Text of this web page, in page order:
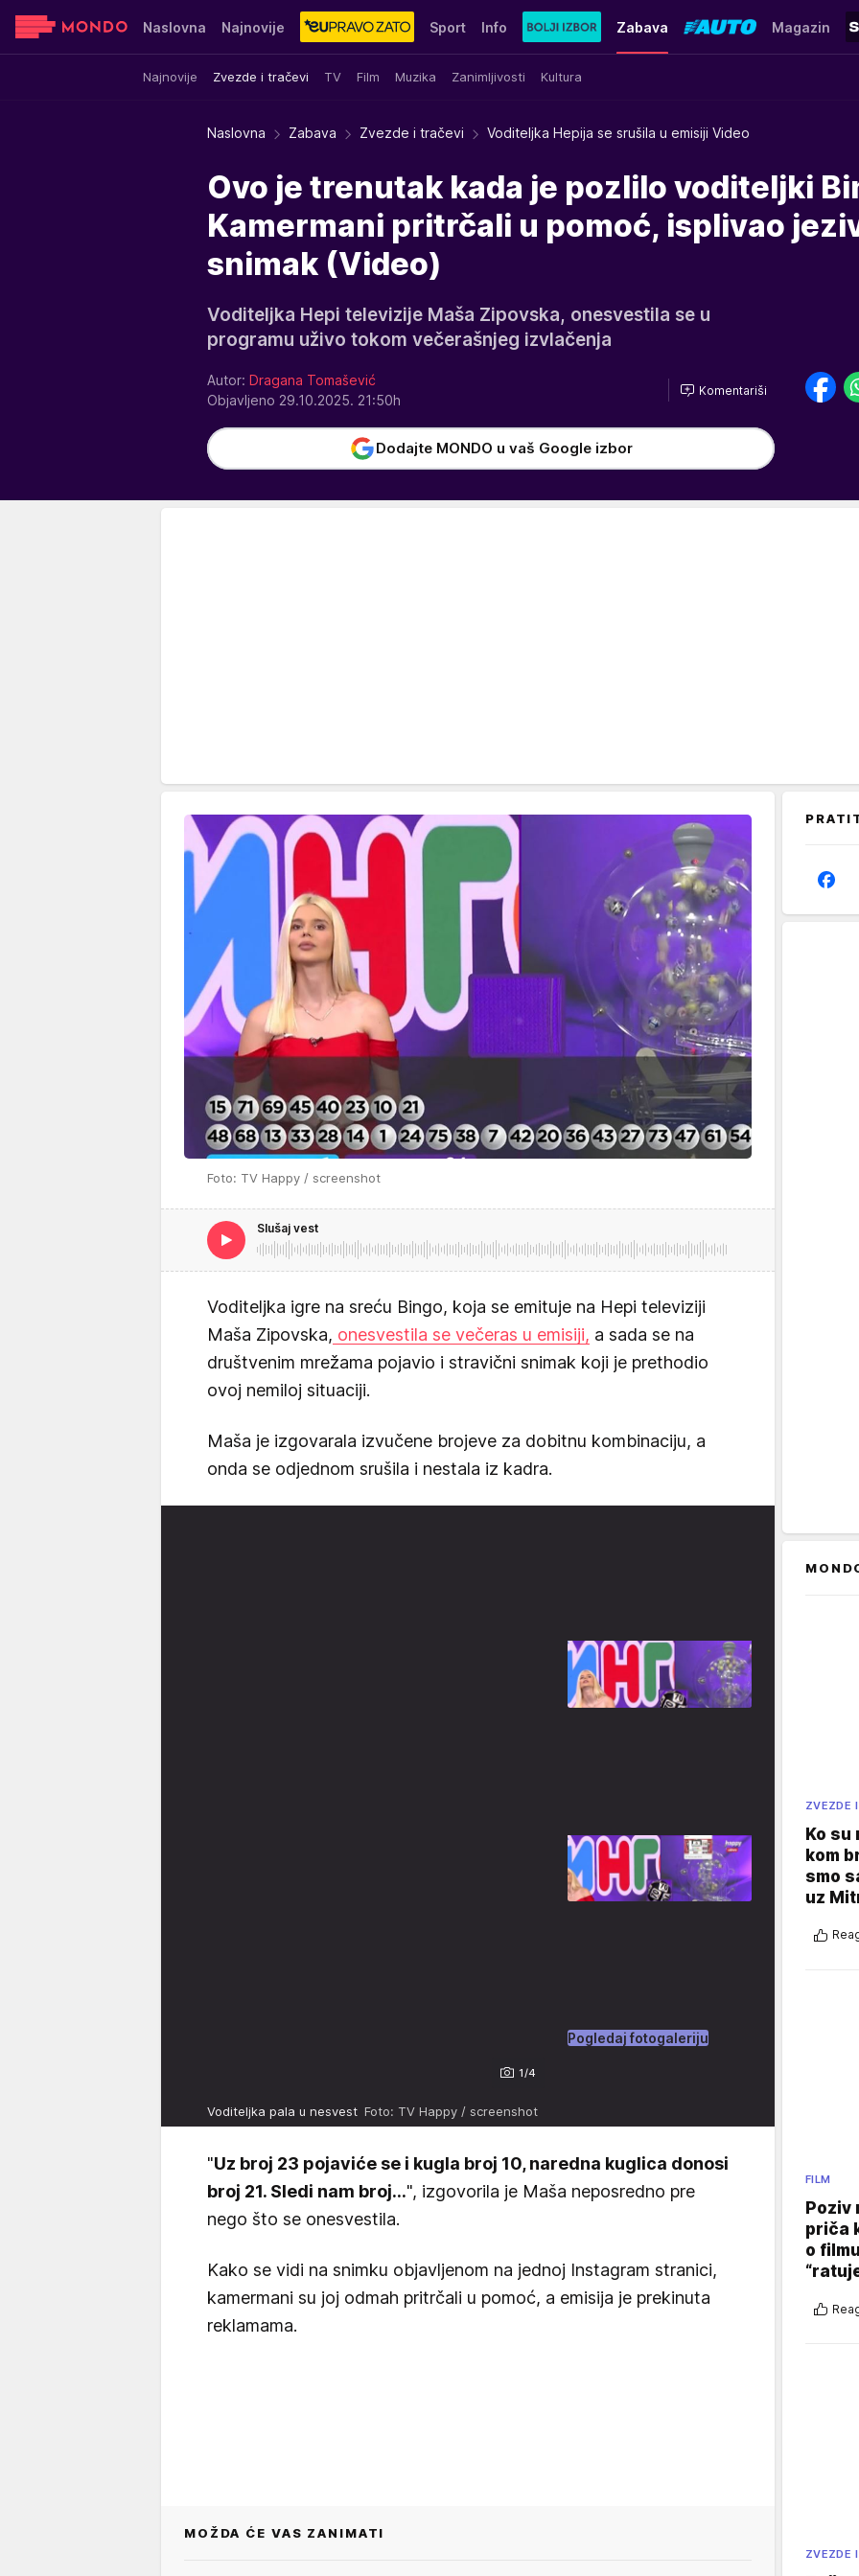
Naslovna Najnovije Sport Info Zabava
Najnovije Zvezde i tračevi TV Film Muzika Zanimljivosti Kultura
Magazin
Sensa Stvar ukusa Yumama
Naslovna Zabava Zvezde i tračevi Voditeljka Hepija se srušila u emisiji Video
Ovo je trenutak kada je pozlilo voditeljki
Kamermani pritrčali u pomoć, isplivao
snimak (Video)
Voditeljka Hepi televizije Maša Zipovska, onesvestila se u
programu uživo tokom večerašnjeg izvlačenja
Autor: Dragana Tomašević
Objavljeno 29.10.2025. 21:50h
Komentariši
Dodajte MONDO u vaš Google izbor
Foto: TV Happy / screenshot
Slušaj vest
Voditeljka igre na sreću Bingo, koja se emituje na Hepi televiziji
Maša Zipovska, onesvestila se večeras u emisiji, a sada se na
društvenim mrežama pojavio i stravični snimak koji je prethodio
ovoj nemiloj situaciji.
Maša je izgovarala izvučene brojeve za dobitnu kombinaciju, a
onda se odjednom srušila i nestala iz kadra.
1/4
Pogledaj fotogaleriju
Voditeljka pala u nesvest Foto: TV Happy / screenshot
"Uz broj 23 pojaviće se i kugla broj 10, naredna kuglica donosi
broj 21. Sledi nam broj...", izgovorila je Maša neposredno pre
nego što se onesvestila.
Kako se vidi na snimku objavljenom na jednoj Instagram stranici,
kamermani su joj odmah pritrčali u pomoć, a emisija je prekinuta
reklamama.
MOŽDA ĆE VAS ZANIMATI
ZVEZDE
Ko su
kom
smo
uz
FILM
Poziv
priča
o
ZVEZDE